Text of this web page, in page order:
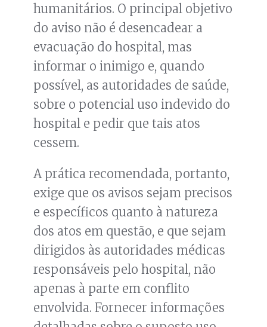
humanitários. O principal objetivo
do aviso não é desencadear a
evacuação do hospital, mas
informar o inimigo e, quando
possível, as autoridades de saúde,
sobre o potencial uso indevido do
hospital e pedir que tais atos
cessem.
A prática recomendada, portanto,
exige que os avisos sejam precisos
e específicos quanto à natureza
dos atos em questão, e que sejam
dirigidos às autoridades médicas
responsáveis pelo hospital, não
apenas à parte em conflito
envolvida. Fornecer informações